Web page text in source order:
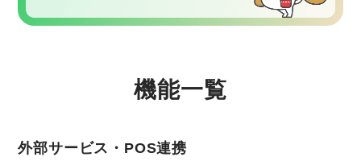
機能一覧
外部サービス・POS連携